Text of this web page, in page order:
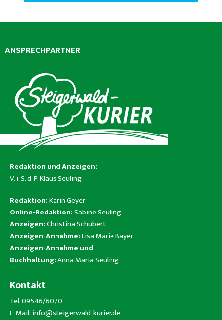
ANSPRECHPARTNER
Redaktion und Anzeigen:
V. i. S. d. P. Klaus Seuling
Redaktion:Karin Geyer
Online-Redaktion:Sabine Seuling
Anzeigen:Christina Schubert
Anzeigen-Annahme:Lisa Marie Bayer
Anzeigen-Annahme und
Buchhaltung:Anna Maria Seuling
Kontakt
Tel. 09546/6070
E-Mail: info@steigerwald-kurier.de